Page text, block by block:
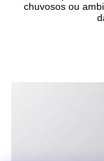
chuvosos ou